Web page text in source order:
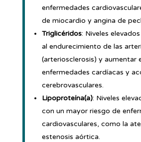
enfermedades
de miocardio y angina de
Triglicéridos: Niveles
al endurecimiento de las
(arteriosclerosis) y aumentar
enfermedades cardíacas y
cerebrovasculares.
Lipoproteína(a): Niveles
con un mayor riesgo de
cardiovasculares, como la
estenosis aórtica.